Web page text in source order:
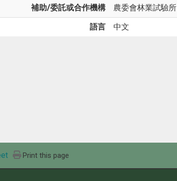
補助/委託或合作機構 農委會林業試驗所
語言 中文
Print this page